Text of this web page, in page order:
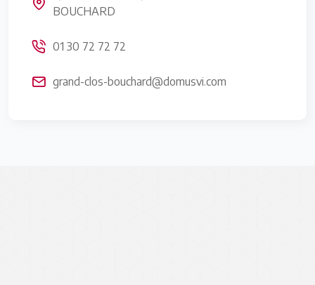
BOUCHARD
01 30 72 72 72
grand-clos-bouchard@domusvi.com